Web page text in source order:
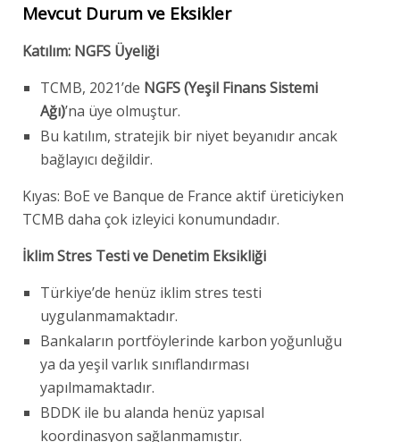
Mevcut Durum ve Eksikler
Katılım: NGFS Üyeliği
TCMB, 2021’de NGFS (Yeşil Finans Sistemi
Ağı)’na üye olmuştur.
Bu katılım, stratejik bir niyet beyanıdır ancak
bağlayıcı değildir.
Kıyas: BoE ve Banque de France aktif üreticiyken
TCMB daha çok izleyici konumundadır.
İklim Stres Testi ve Denetim Eksikliği
Türkiye’de henüz iklim stres testi
uygulanmamaktadır.
Bankaların portföylerinde karbon yoğunluğu
ya da yeşil varlık sınıflandırması
yapılmamaktadır.
BDDK ile bu alanda henüz yapısal
koordinasyon sağlanmamıştır.